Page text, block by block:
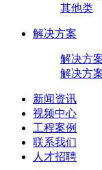
其他类
解决方案
解决方
解决方
新闻资讯
视频中心
工程案例
联系我们
人才招聘